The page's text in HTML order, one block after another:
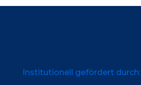
Institutionell gefördert durch: